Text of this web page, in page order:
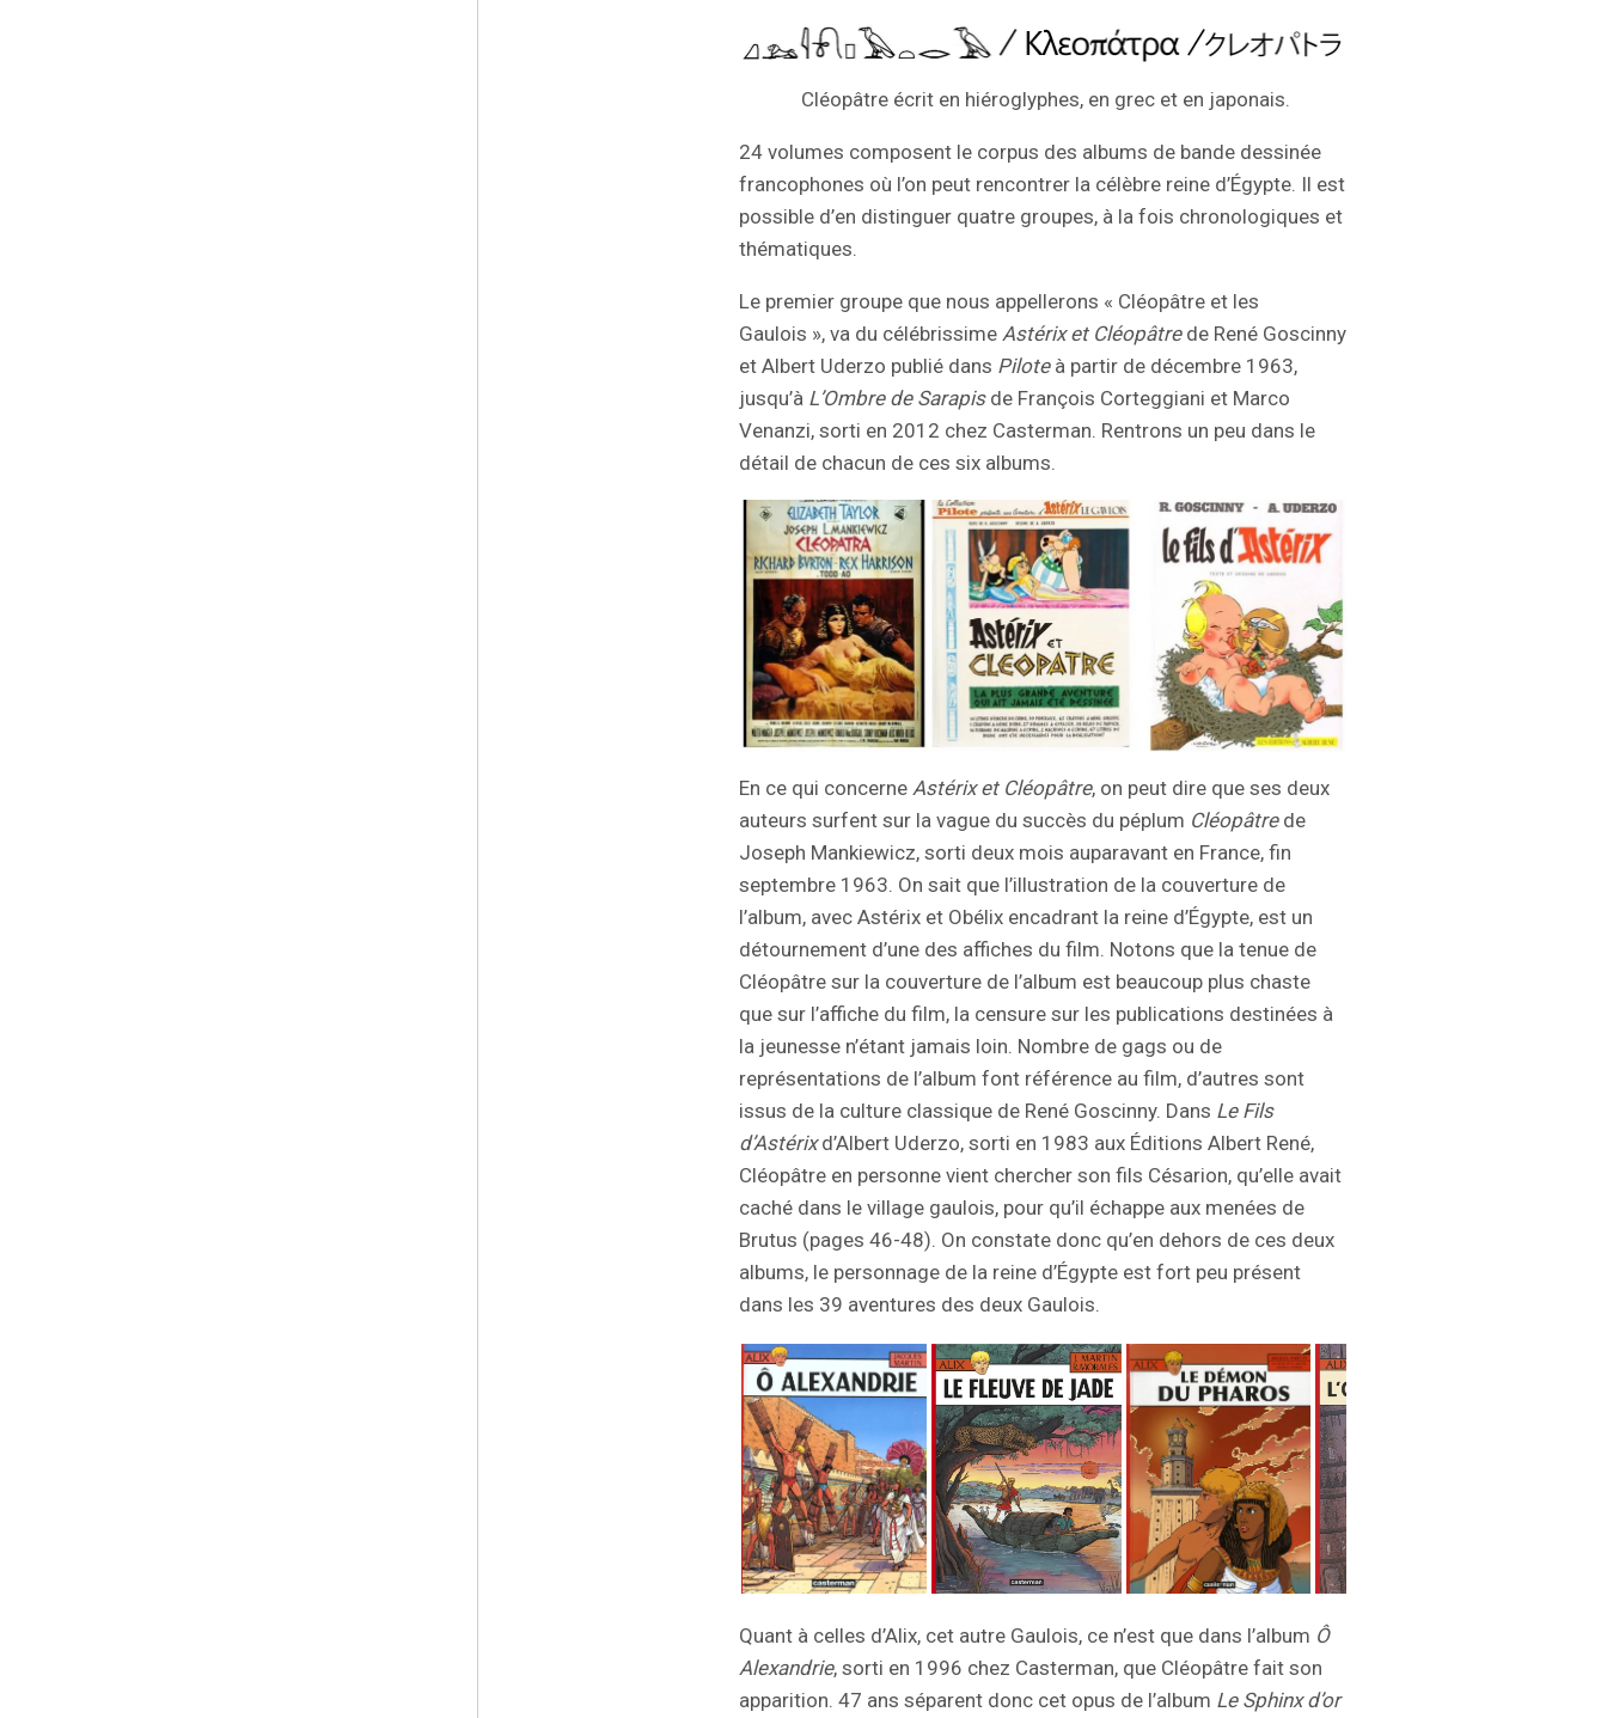
Cléopâtre écrit en hiéroglyphes, en grec et en japonais.
24 volumes composent le corpus des albums de bande dessinée
francophones où l’on peut rencontrer la célèbre reine d’Égypte. Il est
possible d’en distinguer quatre groupes, à la fois chronologiques et
thématiques.
Le premier groupe que nous appellerons « Cléopâtre et les
Gaulois », va du célébrissime Astérix et Cléopâtrede René Goscinny
et Albert Uderzo publié dans Pilote à partir de décembre 1963,
jusqu’à L’Ombre de Sarapisde François Corteggiani et Marco
Venanzi, sorti en 2012 chez Casterman. Rentrons un peu dans le
détail de chacun de ces six albums.
En ce qui concerne Astérix et Cléopâtre, on peut dire que ses deux
auteurs surfent sur la vague du succès du péplum Cléopâtrede
Joseph Mankiewicz, sorti deux mois auparavant en France, fin
septembre 1963. On sait que l’illustration de la couverture de
l’album, avec Astérix et Obélix encadrant la reine d’Égypte, est un
détournement d’une des affiches du film. Notons que la tenue de
Cléopâtre sur la couverture de l’album est beaucoup plus chaste
que sur l’affiche du film, la censure sur les publications destinées à
la jeunesse n’étant jamais loin. Nombre de gags ou de
représentations de l’album font référence au film, d’autres sont
issus de la culture classique de René Goscinny. Dans Le Fils
d’Astérixd’Albert Uderzo, sorti en 1983 aux Éditions Albert René,
Cléopâtre en personne vient chercher son fils Césarion, qu’elle avait
caché dans le village gaulois, pour qu’il échappe aux menées de
Brutus (pages 46-48). On constate donc qu’en dehors de ces deux
albums, le personnage de la reine d’Égypte est fort peu présent
dans les 39 aventures des deux Gaulois.
Quant à celles d’Alix, cet autre Gaulois, ce n’est que dans l’album Ô
Alexandrie, sorti en 1996 chez Casterman, que Cléopâtre fait son
apparition. 47 ans séparent donc cet opus de l’album Le Sphinx d’or